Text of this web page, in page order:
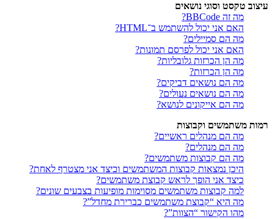
עיצוב טקסט וסוגי נושאים
מה זה BBCode?
האם אני יכול להשתמש ב־HTML?
מה הם סמיילים?
האם אני יכול לפרסם תמונות?
מה הן הכרזות גלובליות?
מה הן הכרזות?
מה הם נושאים דביקים?
מה הם נושאים נעולים?
מה הם אייקונים לנושא?
רמות משתמשים וקבוצות
מה הם מנהלים ראשיים?
מה הם מנהלים?
מה הם קבוצות משתמשים?
היכן נמצאות קבוצות המשתמשים וכיצד אני מצטרף לאחת?
כיצד אני הופך לראש קבוצת משתמשים?
למה קבוצות משתמשים מסוימות מופיעות בצבעים שונים?
מה היא “קבוצת משתמשים כברירת מחדל”?
מהו הקישור “הצוות”?